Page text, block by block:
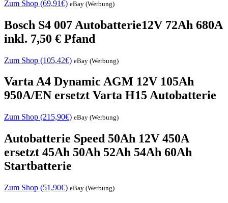
Zum Shop (69,91€) eBay (Werbung)
Bosch S4 007 Autobatterie12V 72Ah 680A
inkl. 7,50 € Pfand
Zum Shop (105,42€) eBay (Werbung)
Varta A4 Dynamic AGM 12V 105Ah
950A/EN ersetzt Varta H15 Autobatterie
Zum Shop (215,90€) eBay (Werbung)
Autobatterie Speed 50Ah 12V 450A
ersetzt 45Ah 50Ah 52Ah 54Ah 60Ah
Startbatterie
Zum Shop (51,90€) eBay (Werbung)